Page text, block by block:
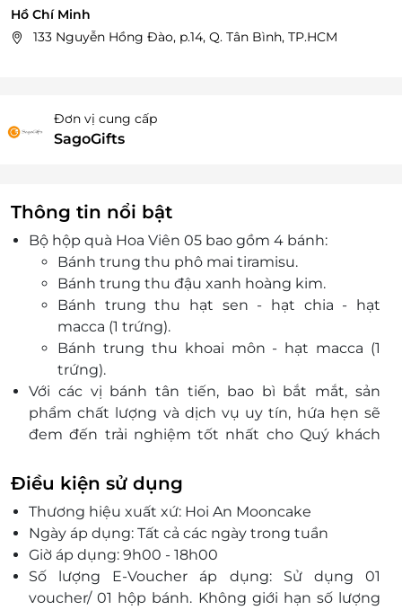
Hồ Chí Minh
133 Nguyễn Hồng Đào, p.14, Q. Tân Bình, TP.HCM
Đơn vị cung cấp
SagoGifts
Thông tin nổi bật
Bộ hộp quà Hoa Viên 05 bao gồm 4 bánh:
Bánh trung thu phô mai tiramisu.
Bánh trung thu đậu xanh hoàng kim.
Bánh trung thu hạt sen - hạt chia - hạt
macca (1 trứng).
Bánh trung thu khoai môn - hạt macca (1
trứng).
Với các vị bánh tân tiến, bao bì bắt mắt, sản
phẩm chất lượng và dịch vụ uy tín, hứa hẹn sẽ
đem đến trải nghiệm tốt nhất cho Quý khách
Điều kiện sử dụng
Thương hiệu xuất xứ: Hoi An Mooncake
Ngày áp dụng: Tất cả các ngày trong tuần
Giờ áp dụng: 9h00 - 18h00
Số lượng E-Voucher áp dụng: Sử dụng 01
voucher/ 01 hộp bánh. Không giới hạn số lượng